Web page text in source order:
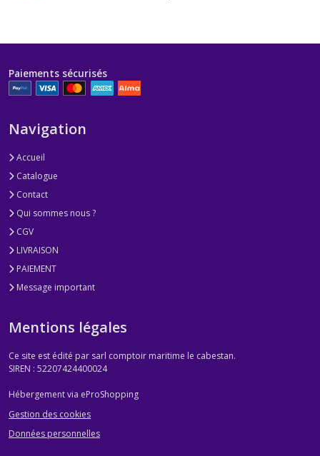
Paiements sécurisés
Navigation
Accueil
Catalogue
Contact
Qui sommes nous ?
CGV
LIVRAISON
PAIEMENT
Message important
Mentions légales
Ce site est édité par sarl comptoir maritime le cabestan.
SIREN : 52207424400024
Hébergement via eProShopping
Gestion des cookies
Données personnelles